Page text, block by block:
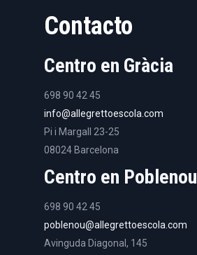
Contacto
Centro en Gràcia
698 90 42 45
info@allegrettoescola.com
Pi i Margall 23-25
08024 Barcelona
Centro en Poblenou
698 90 42 45
poblenou@allegrettoescola.com
Avinguda Diagonal, 145